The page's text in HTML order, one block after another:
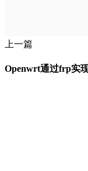
上一篇
Openwrt通过frp实